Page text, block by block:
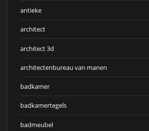
antieke
architect
architect 3d
architectenbureau van manen
badkamer
badkamertegels
badmeubel